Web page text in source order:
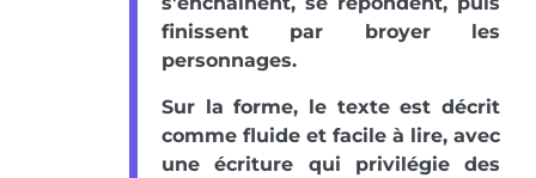
finissent par broyer les
personnages.
Sur la forme, le texte est décrit
comme fluide et facile à lire, avec
une écriture qui privilégie des